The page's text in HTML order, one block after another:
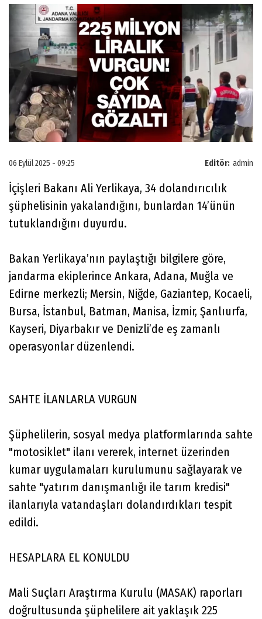
Editör: admin
06 Eylül 2025 - 09:25
İçişleri Bakanı Ali Yerlikaya, 34 dolandırıcılık
şüphelisinin yakalandığını, bunlardan 14’ünün
tutuklandığını duyurdu.
Bakan Yerlikaya’nın paylaştığı bilgilere göre,
jandarma ekiplerince Ankara, Adana, Muğla ve
Edirne merkezli; Mersin, Niğde, Gaziantep, Kocaeli,
Bursa, İstanbul, Batman, Manisa, İzmir, Şanlıurfa,
Kayseri, Diyarbakır ve Denizli’de eş zamanlı
operasyonlar düzenlendi.
SAHTE İLANLARLA VURGUN
Şüphelilerin, sosyal medya platformlarında sahte
"motosiklet" ilanı vererek, internet üzerinden
kumar uygulamaları kurulumunu sağlayarak ve
sahte "yatırım danışmanlığı ile tarım kredisi"
ilanlarıyla vatandaşları dolandırdıkları tespit
edildi.
HESAPLARA EL KONULDU
Mali Suçları Araştırma Kurulu (MASAK) raporları
doğrultusunda şüphelilere ait yaklaşık 225